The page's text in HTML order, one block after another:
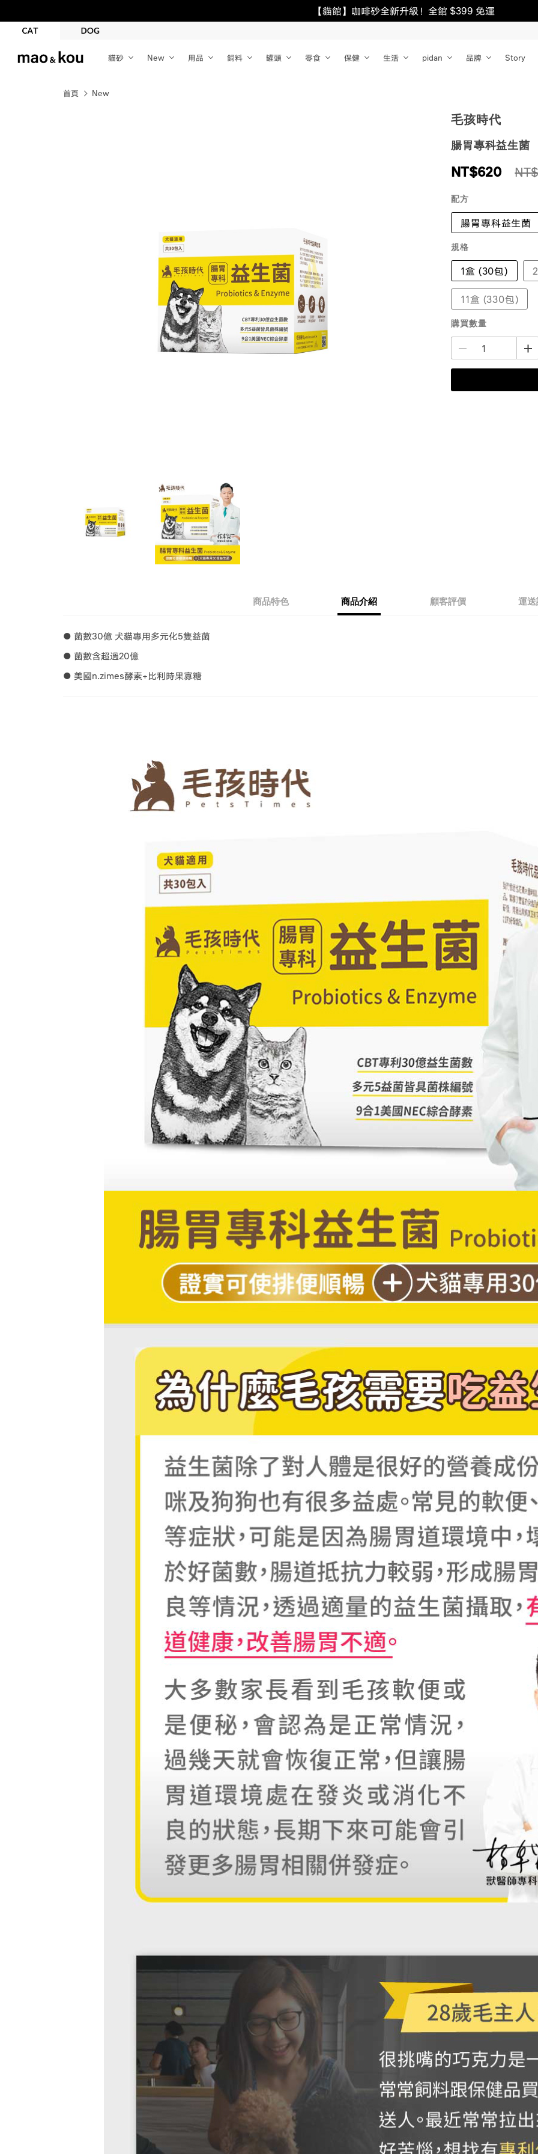
【貓館】咖啡砂全新升級！全館 $399 免運
貓砂 New 用品 飼料 罐頭 零食 保健 生活 pidan 品牌 Story
首頁 New
毛孩時代
腸胃專科益生菌
NT$620
配方
腸胃專科益生菌
規格
1盒 (30包)
11盒 (330包)
購買數量
商品特色 商品介紹 顧客評價 運
● 菌數30億 犬貓專用多元化5隻益菌
● 菌數含超過20億
● 美國n.zimes酵素+比利時果寡糖